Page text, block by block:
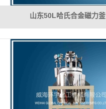
山东50L哈氏合金磁力釜